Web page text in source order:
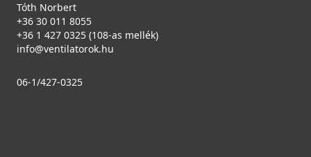
Tóth Norbert
+36 30 011 8055
+36 1 427 0325 (108-as mellék)
info@ventilatorok.hu
06-1/427-0325